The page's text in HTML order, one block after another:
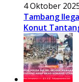
4 Oktober
Tambang
Konut